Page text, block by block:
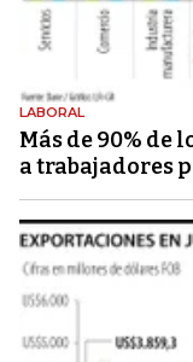
LABORAL
Más de 90%
a trabajadores